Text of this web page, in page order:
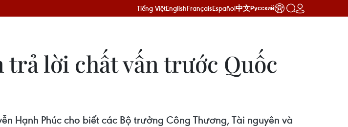
Tiếng ViệtEnglishFrançaisEspañol中文Русский
trả lời chất vấn trước Quốc
Hạnh Phúc cho biết các Bộ trưởng Công Thương, Tài nguyên và